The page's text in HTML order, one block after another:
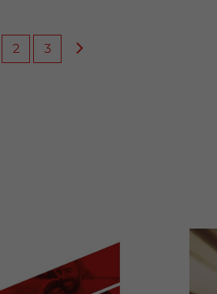
2 3